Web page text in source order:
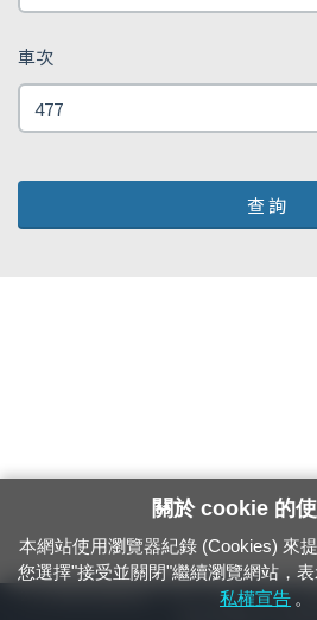
車次
查 詢
24小時緊急通報電話：1933（市話、手機，
關於 cookie 的
本網站使用瀏覽器紀錄 (Cookies) 來
您選擇"接受並關閉"繼續瀏覽網站，
私權宣告 。